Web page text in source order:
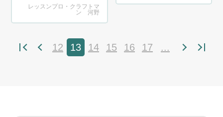
レッスンプロ・クラフトマ
ン 河野
12 13 14 15 16 17 ...